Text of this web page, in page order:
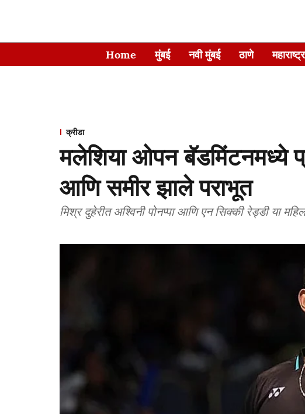
Home मुंबई नवी मुंबई ठाणे महाराष्ट्र
क्रीडा
मलेशिया ओपन बॅडमिंटनमध्ये
आणि समीर झाले पराभूत
मिश्र दुहेरीत अश्विनी पोनप्पा आणि एन सिक्की रेड्डी या